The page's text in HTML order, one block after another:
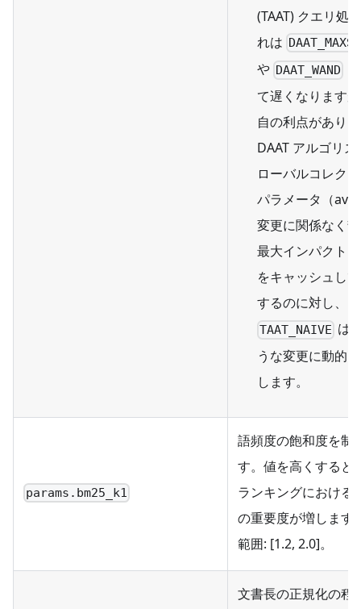
(TAAT) クエリ処
れは
や DAAT_WAND
て遅くなります
自の利点があり
DAAT アルゴリ
ローバルコレク
パラメータ（
変更に関係なく
最大インパクト
をキャッシュし
するのに対し、
TAAT_NAIVE は
うな変更に動的
します。
params.bm25_k1
語頻度の飽和度を制
す。値を高くすると
ランキングにおける
の重要度が増します
範囲: [1.2, 2.0]。
文書長の正規化の程